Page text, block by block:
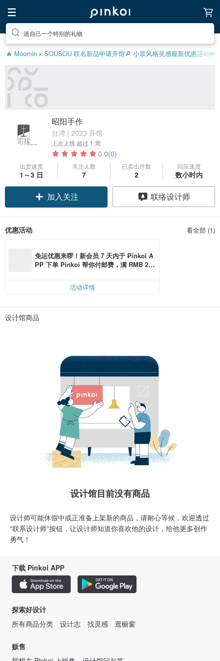
送自己一个特别的礼物
🔥 Moomin x SOUSOU 联名新品申请开馆🔎 小眾风格灵感最新优惠活动🎟️
昭阳手作
台湾 | 2023 开馆
上次上线 超过 1 周
0.0(0)
出货速度
1～3 日
关注人数
7
已卖出件数
2
回应速度
数小时内
加入关注 联络设计师
优惠活动 看全部 (1)
免运优惠来啰！新会员 7 天内于 Pinkoi A
PP 下单 Pinkoi 帮你付邮费，满 RMB 25
活动详情
设计馆商品
设计馆目前没有商品
设计师可能休假中或正准备上架新的商品，请耐心等候，欢迎透过
“联系设计师”按钮，让设计师知道你喜欢他的设计，给他更多创作
勇气！
下载 Pinkoi APP
探索好设计
所有商品分类
设计志 找灵感 逛橱窗
贩售